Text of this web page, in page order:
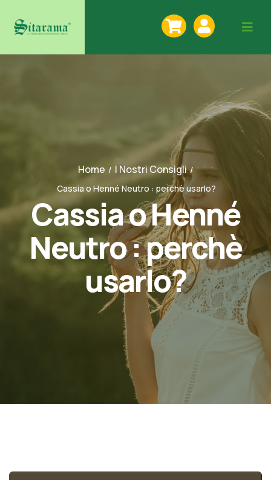
Home / I Nostri Consigli /
Cassia o Henné Neutro : perchè usarlo?
Cassia o Henné
Neutro : perchè
usarlo?